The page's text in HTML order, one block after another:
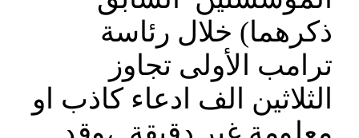
ذكرهما) خلال رئاسة
ترامب الأولى تجاوز
الثلاثين الف ادعاء كاذب او